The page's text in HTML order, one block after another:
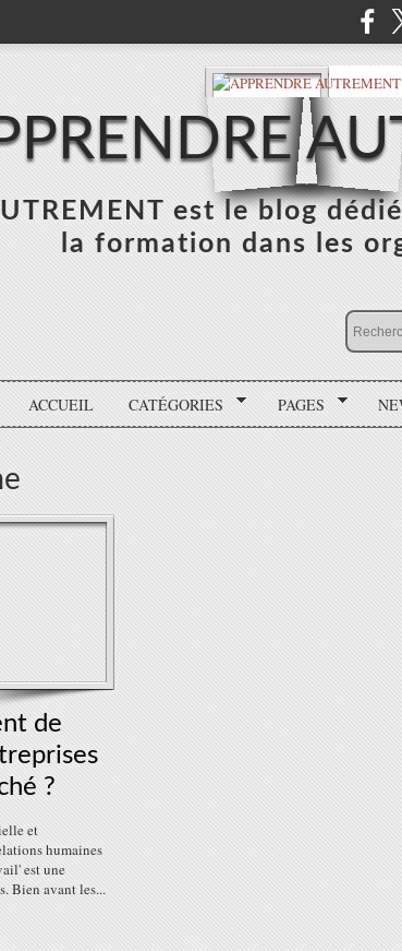
est le blog
la formation dans les
ACCUEIL CATÉGORIES PAGES
de
?
et
humaines
est une
Bien avant les...